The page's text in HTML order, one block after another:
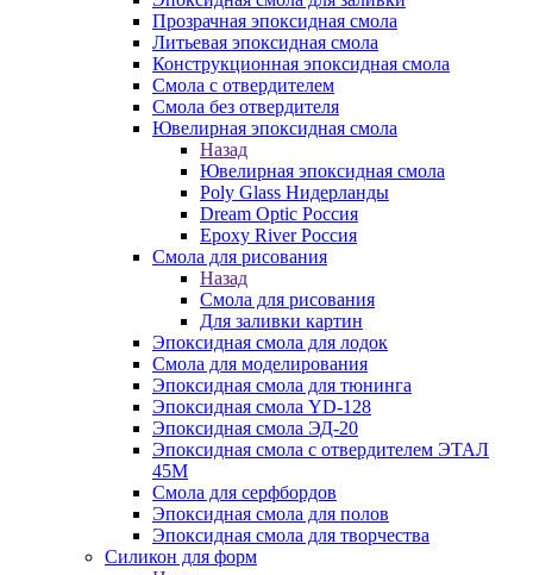
Прозрачная эпоксидная смола
Литьевая эпоксидная смола
Конструкционная эпоксидная смола
Смола с отвердителем
Смола без отвердителя
Ювелирная эпоксидная смола
Назад
Ювелирная эпоксидная смола
Poly Glass Нидерланды
Dream Optic Россия
Epoxy River Россия
Смола для рисования
Назад
Смола для рисования
Для заливки картин
Эпоксидная смола для лодок
Смола для моделирования
Эпоксидная смола для тюнинга
Эпоксидная смола YD-128
Эпоксидная смола ЭД-20
Эпоксидная смола с отвердителем ЭТАЛ
45М
Смола для серфбордов
Эпоксидная смола для полов
Эпоксидная смола для творчества
Силикон для форм